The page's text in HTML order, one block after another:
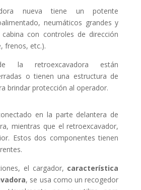
nueva tiene un potente
neumáticos grandes y
con controles de dirección
frenos, etc.).
la retroexcavadora están
o tienen una estructura de
brindar protección al operador.
en la parte delantera de
mientras que el retroexcavador,
Estos dos componentes tienen
el cargador, característica
, se usa como un recogedor